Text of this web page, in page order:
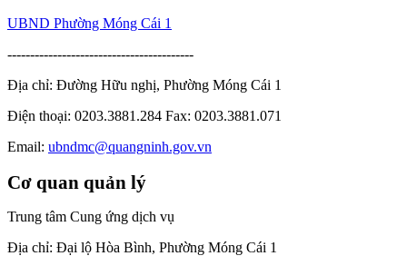
UBND Phường Móng Cái 1
-----------------------------------------
Địa chỉ: Đường Hữu nghị, Phường Móng Cái 1
Điện thoại: 0203.3881.284 Fax: 0203.3881.071
Email: ubndmc@quangninh.gov.vn
Cơ quan quản lý
Trung tâm Cung ứng dịch vụ
Địa chỉ: Đại lộ Hòa Bình, Phường Móng Cái 1